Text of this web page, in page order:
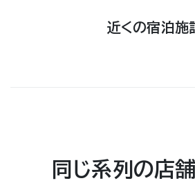
近くの宿泊施
同じ系列の店